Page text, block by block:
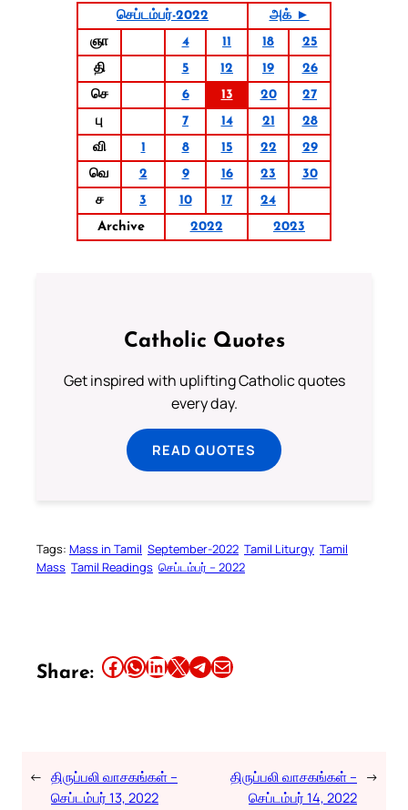
செப்டம்பர்-2022
அக் ►
ஞா
4 11 18
25
தி
5 12 19
26
செ
6 13 20
27
பு
7 14 21
28
வி
1 8 15 22
29
வெ
2 9 16 23
30
ச
3 10 17
24
Archive
2022 2023
Catholic Quotes
Get inspired with uplifting Catholic quotes
every day.
READ QUOTES
Tags: Mass in Tamil September-2022 Tamil Liturgy Tamil
Mass Tamil Readings செப்டம்பர் – 2022
Share: Share this article on Facebook Share this article on WhatsApp Share this article on LinkedIn Share this article on X Share this article on TelegramEmail this Article
← திருப்பலி வாசகங்கள் –
செப்டம்பர் 13, 2022
திருப்பலி வாசகங்கள் –
செப்டம்பர் 14, 2022
→